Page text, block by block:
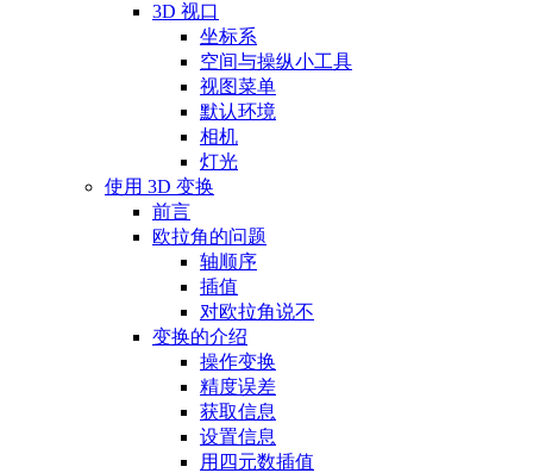
3D 视口
坐标系
空间与操纵小工具
视图菜单
默认环境
相机
灯光
使用 3D 变换
前言
欧拉角的问题
轴顺序
插值
对欧拉角说不
变换的介绍
操作变换
精度误差
获取信息
设置信息
用四元数插值